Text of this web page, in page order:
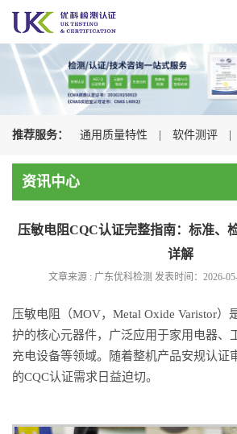
推荐服务： 通用质量特性 | 软件测评 |
认证 | CSA认证
资讯中心
压敏电阻CQC认证完整指南：标准、
详解
文章来源 : 广东优科检测 发表时间：2026-05-
压敏电阻（MOV，Metal Oxide Varistor）
护的核心元器件，广泛应用于家用电器、
充电设备等领域。随着整机产品安规认证
的CQC认证需求日益迫切。